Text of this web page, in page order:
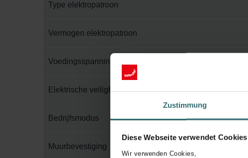
Zustimmung
Diese Webseite verwendet Cookies
Wir verwenden Cookies,
Type elektropatroon
Vermogen elektropatroon
Voedingsspanning
Elektrische veiligheidsklasse
Bedrijfsmodus
Muurbevestiging